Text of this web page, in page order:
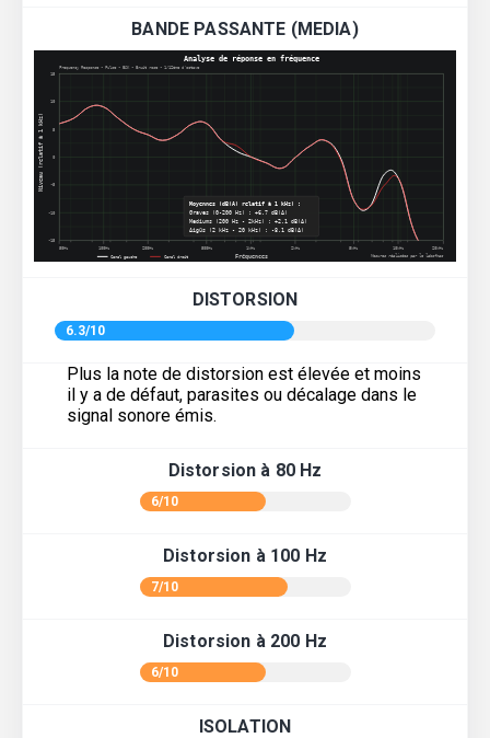
BANDE PASSANTE (MEDIA)
DISTORSION
6.3/10
Plus la note de distorsion est élevée et moins
il y a de défaut, parasites ou décalage dans le
signal sonore émis.
Distorsion à 80 Hz
6/10
Distorsion à 100 Hz
7/10
Distorsion à 200 Hz
6/10
ISOLATION